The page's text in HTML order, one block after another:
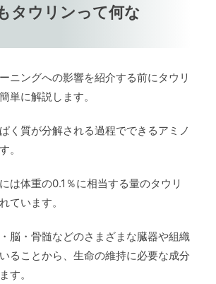
タウリンって何な
ニングへの影響を紹介する前にタウリ
単に解説します。
く質が分解される過程でできるアミノ
。
は体重の0.1％に相当する量のタウリ
ています。
脳・骨髄などのさまざまな臓器や組織
ることから、生命の維持に必要な成分
す。